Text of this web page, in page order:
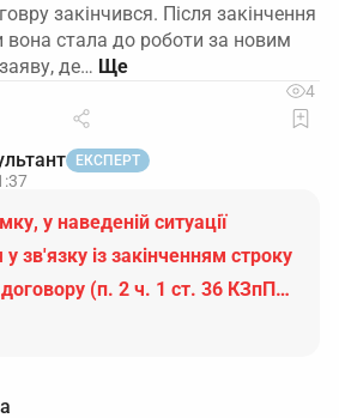
закінчився. Після закінчення
вона стала до роботи за новим
де…
4
ЕКСПЕРТ
у наведеній ситуації
у зв'язку із закінченням строку
(п. 2 ч. 1 ст. 36 КЗпП…